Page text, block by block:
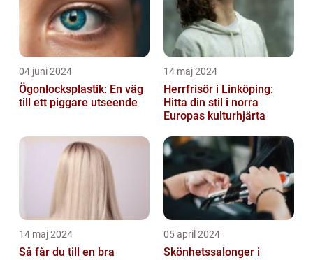
04 juni 2024
Ögonlocksplastik: En väg
till ett piggare utseende
14 maj 2024
Herrfrisör i Linköping:
Hitta din stil i norra
Europas kulturhjärta
14 maj 2024
Så får du till en bra
05 april 2024
Skönhetssalonger i